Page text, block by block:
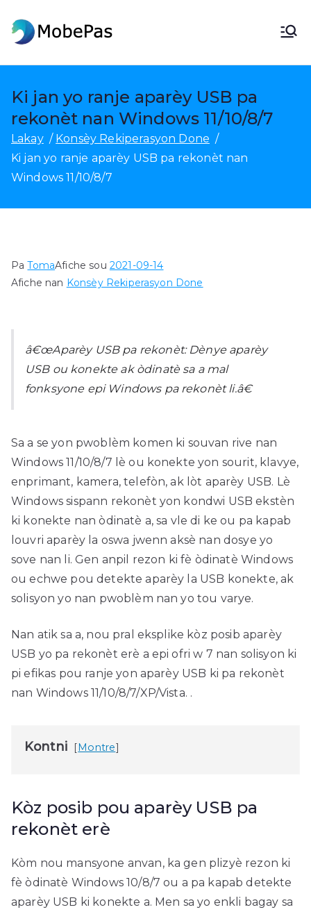
nan
kontni
Chanje Kote MobePas, Rekipere
Ki jan yo ranje aparèy USB pa
rekonèt nan Windows 11/10/8/7
Lakay
Konsèy Rekiperasyon Done
Ki jan yo ranje aparèy USB pa rekonèt nan
Windows 11/10/8/7
PaTomaAfiche sou 2021-09-14
Afiche nan Konsèy Rekiperasyon Done
â€œAparèy USB pa rekonèt: Dènye aparèy
USB ou konekte ak òdinatè sa a mal
fonksyone epi Windows pa rekonèt li.â€
Sa a se yon pwoblèm komen ki souvan rive nan
Windows 11/10/8/7 lè ou konekte yon sourit, klavye,
enprimant, kamera, telefòn, ak lòt aparèy USB. Lè
Windows sispann rekonèt yon kondwi USB ekstèn
ki konekte nan òdinatè a, sa vle di ke ou pa kapab
louvri aparèy la oswa jwenn aksè nan dosye yo
sove nan li. Gen anpil rezon ki fè òdinatè Windows
ou echwe pou detekte aparèy la USB konekte, ak
solisyon yo nan pwoblèm nan yo tou varye.
Nan atik sa a, nou pral eksplike kòz posib aparèy
USB yo pa rekonèt erè a epi ofri w 7 nan solisyon ki
pi efikas pou ranje yon aparèy USB ki pa rekonèt
nan Windows 11/10/8/7/XP/Vista. .
Kontni Montre
Kòz posib pou aparèy USB pa
rekonèt erè
Kòm nou mansyone anvan, ka gen plizyè rezon ki
fè òdinatè Windows 10/8/7 ou a pa kapab detekte
aparèy USB ki konekte a. Men sa yo enkli bagay sa